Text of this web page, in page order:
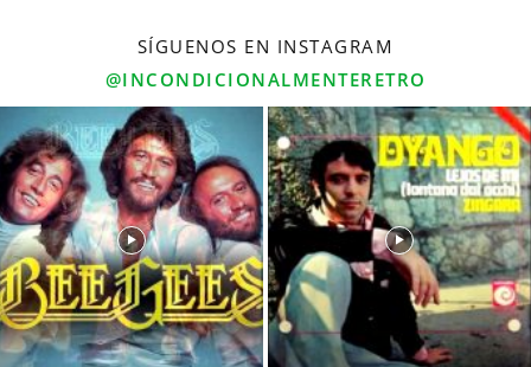
SÍGUENOS EN INSTAGRAM
@INCONDICIONALMENTERETRO